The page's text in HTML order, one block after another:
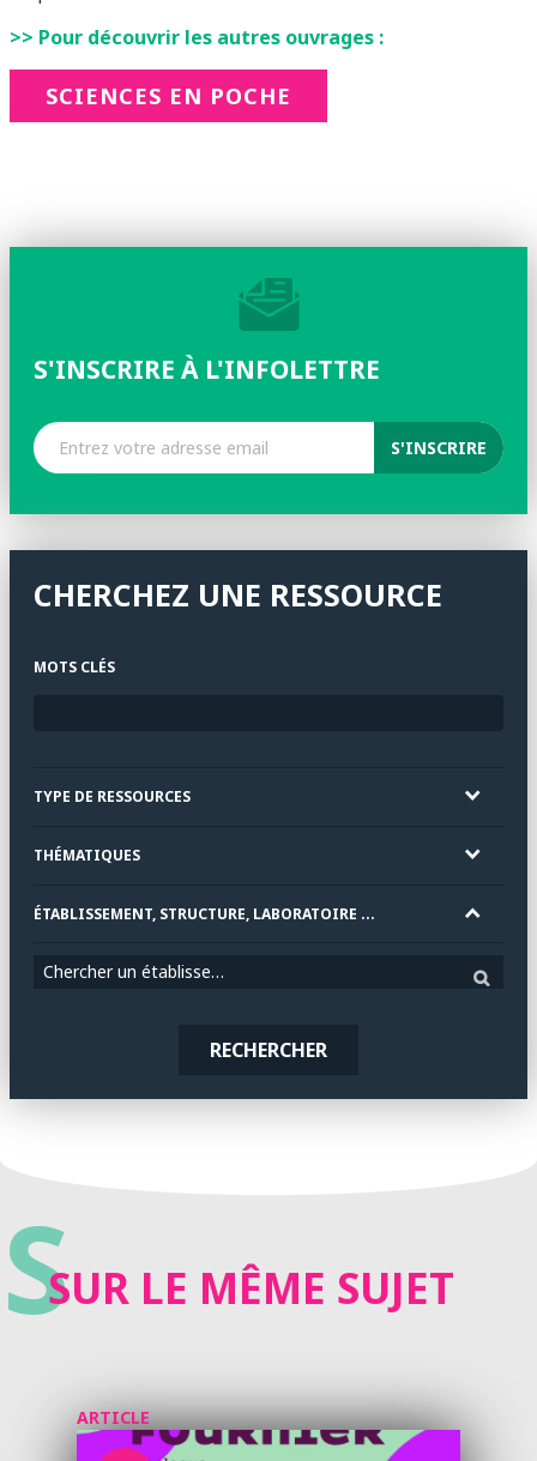
>> Pour découvrir les autres ouvrages :
SCIENCES EN POCHE
S'INSCRIRE À L'INFOLETTRE
CHERCHEZ UNE RESSOURCE
MOTS CLÉS
TYPE DE RESSOURCES
THÉMATIQUES
ÉTABLISSEMENT, STRUCTURE, LABORATOIRE ...
Chercher un établissement
RECHERCHER
SSUR LE MÊME SUJET
ARTICLE